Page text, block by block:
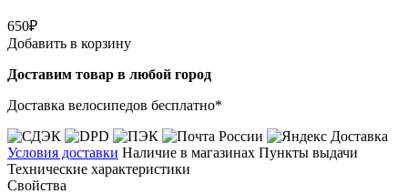
650₽
Добавить в корзину
Доставим товар в любой город
Доставка велосипедов бесплатно*
Условия доставки Наличие в магазинах Пункты выдачи
Технические характеристики
Свойства